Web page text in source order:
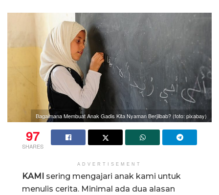
Bagaimana Membuat Anak Gadis Kita Nyaman Berjilbab? (foto: pixabay)
97
SHARES
ADVERTISEMENT
KAMI sering mengajari anak kami untuk
menulis cerita. Minimal ada dua alasan